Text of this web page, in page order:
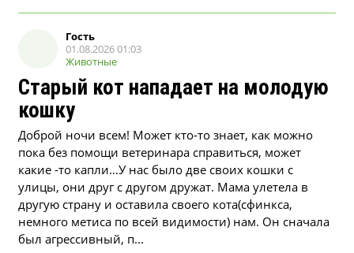
Гость
01.08.2026 01:03
Животные
Старый кот нападает на молодую
кошку
Доброй ночи всем! Может кто-то знает, как можно
пока без помощи ветеринара справиться, может
какие -то капли…У нас было две своих кошки с
улицы, они друг с другом дружат. Мама улетела в
другую страну и оставила своего кота(сфинкса,
немного метиса по всей видимости) нам. Он сначала
был агрессивный, п...